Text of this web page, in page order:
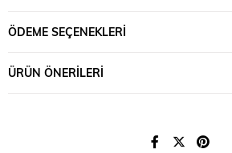
ÖDEME SEÇENEKLERI
ÜRÜN ÖNERILERI